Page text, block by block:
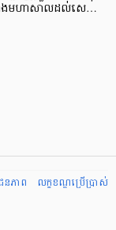
ាងមហាសាលដល់សេ…
នភាព លក្ខខណ្ឌ​ប្រើ​ប្រាស់